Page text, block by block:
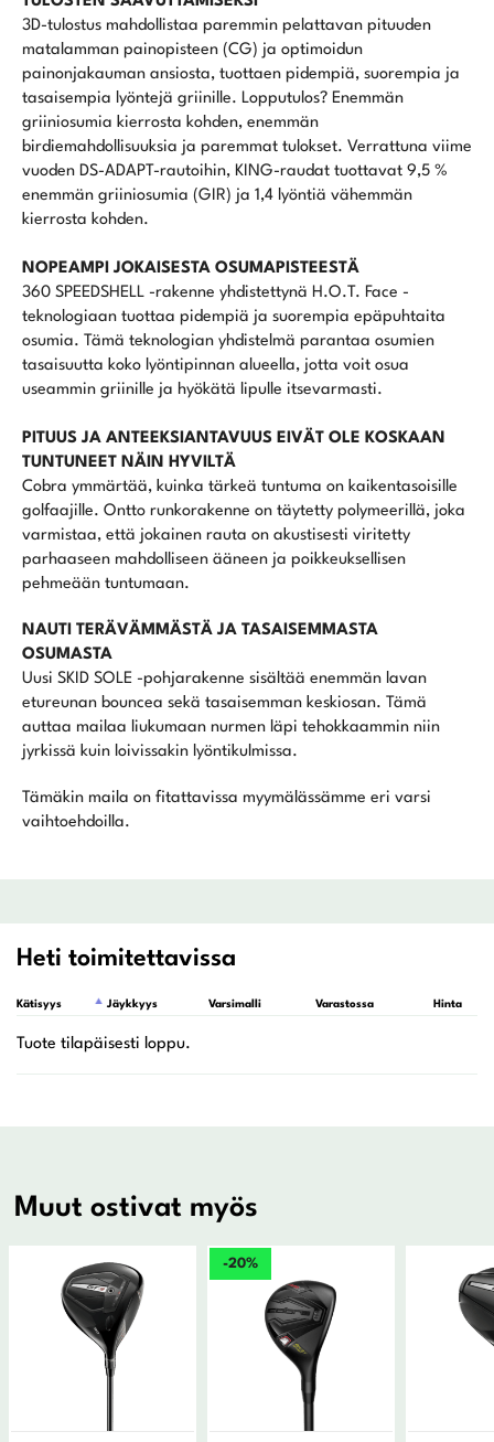
3D-tulostus mahdollistaa paremmin pelattavan pituuden
matalamman painopisteen (CG) ja optimoidun
painonjakauman ansiosta, tuottaen pidempiä, suorempia ja
tasaisempia lyöntejä griinille. Lopputulos? Enemmän
griiniosumia kierrosta kohden, enemmän
birdiemahdollisuuksia ja paremmat tulokset. Verrattuna viime
vuoden DS-ADAPT-rautoihin, KING-raudat tuottavat 9,5 %
enemmän griiniosumia (GIR) ja 1,4 lyöntiä vähemmän
kierrosta kohden.
NOPEAMPI JOKAISESTA OSUMAPISTEESTÄ
360 SPEEDSHELL -rakenne yhdistettynä H.O.T. Face -
teknologiaan tuottaa pidempiä ja suorempia epäpuhtaita
osumia. Tämä teknologian yhdistelmä parantaa osumien
tasaisuutta koko lyöntipinnan alueella, jotta voit osua
useammin griinille ja hyökätä lipulle itsevarmasti.
PITUUS JA ANTEEKSIANTAVUUS EIVÄT OLE KOSKAAN
TUNTUNEET NÄIN HYVILTÄ
Cobra ymmärtää, kuinka tärkeä tuntuma on kaikentasoisille
golfaajille. Ontto runkorakenne on täytetty polymeerillä, joka
varmistaa, että jokainen rauta on akustisesti viritetty
parhaaseen mahdolliseen ääneen ja poikkeuksellisen
pehmeään tuntumaan.
NAUTI TERÄVÄMMÄSTÄ JA TASAISEMMASTA
OSUMASTA
Uusi SKID SOLE -pohjarakenne sisältää enemmän lavan
etureunan bouncea sekä tasaisemman keskiosan. Tämä
auttaa mailaa liukumaan nurmen läpi tehokkaammin niin
jyrkissä kuin loivissakin lyöntikulmissa.
Tämäkin maila on fitattavissa myymälässämme eri varsi
vaihtoehdoilla.
Heti toimitettavissa
Kätisyys Jäykkyys Varsimalli Varastossa Hinta
Muut ostivat myös
-20%